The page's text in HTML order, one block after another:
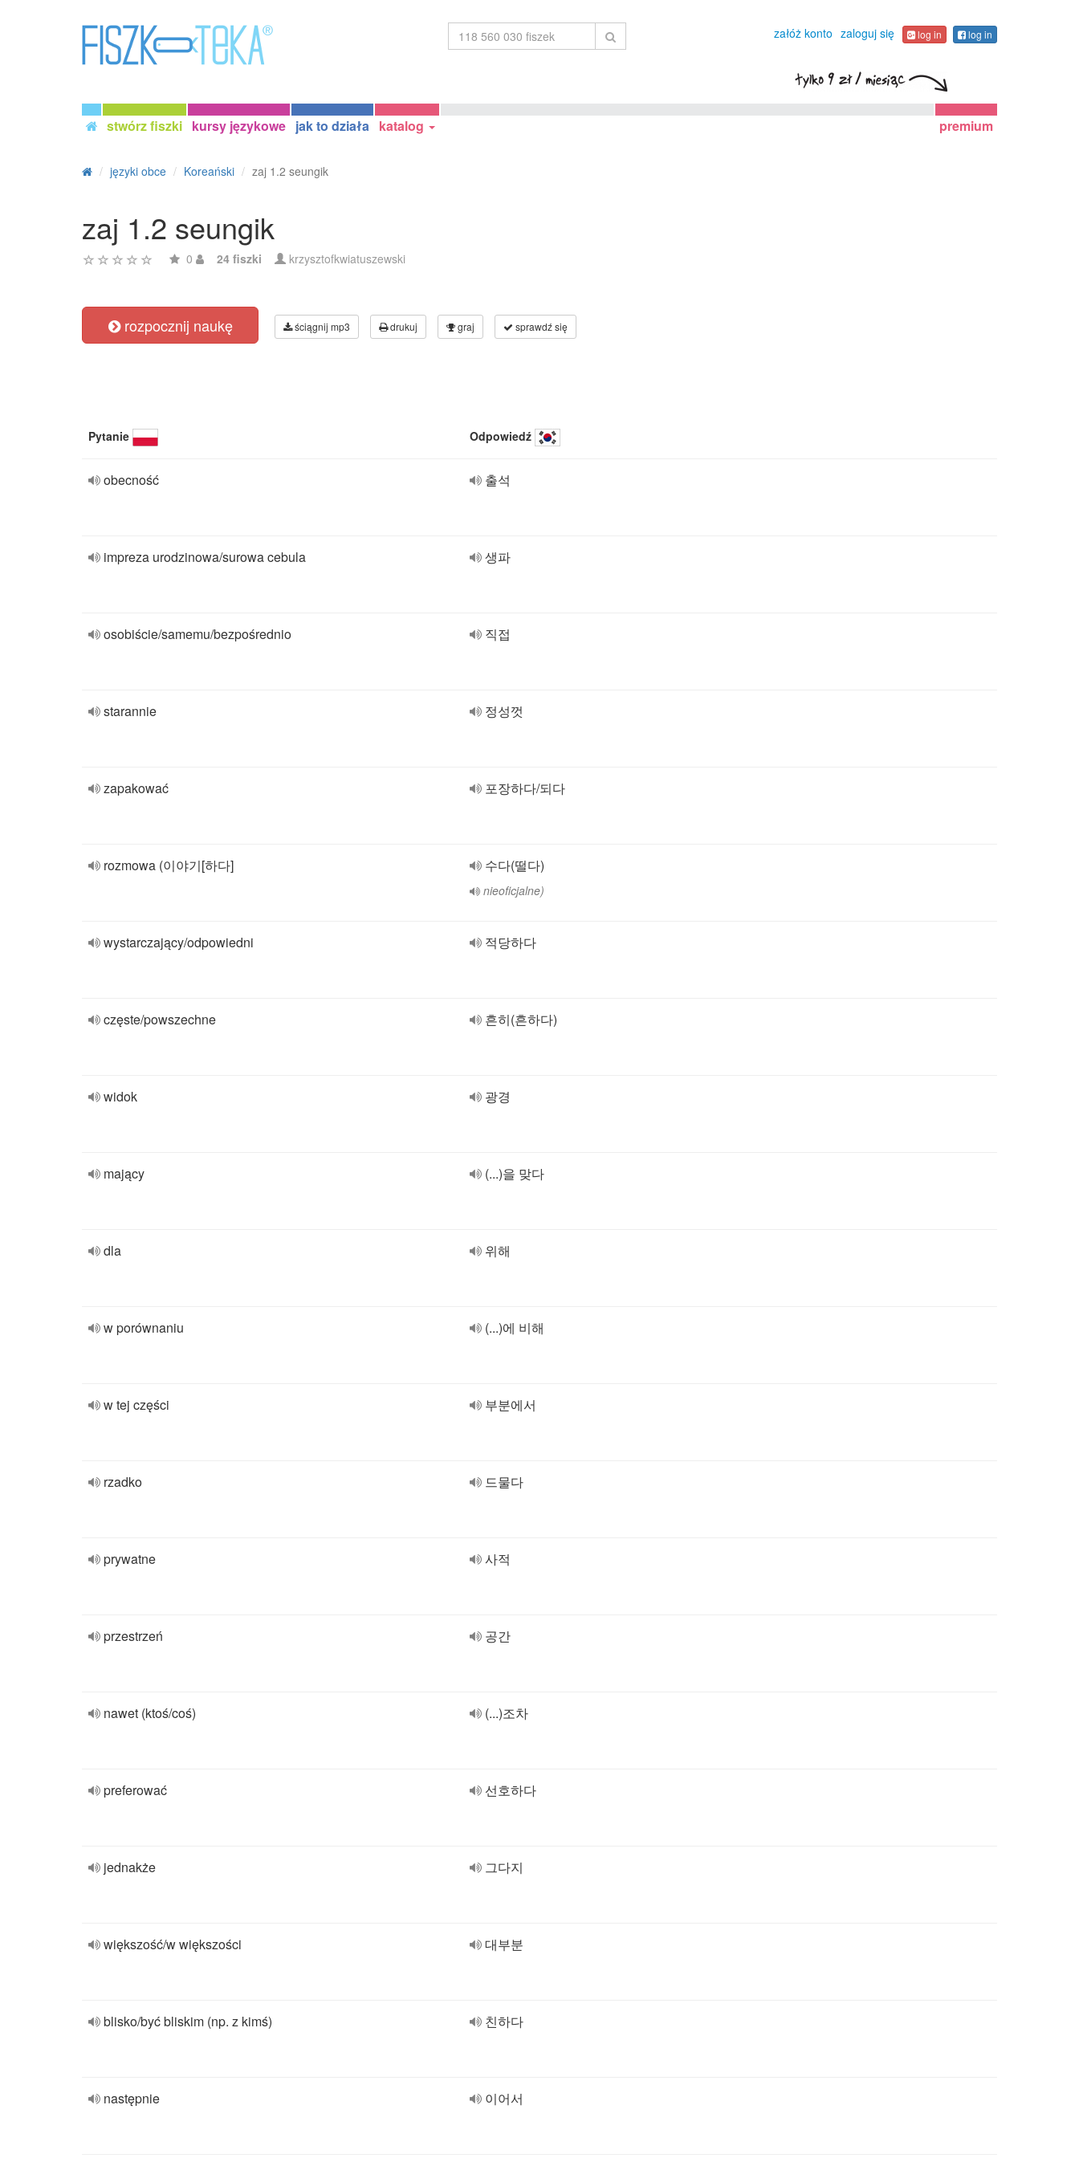
załóż konto zaloguj się log in log in
stwórz fiszki kursy językowe jak to działa katalog premium
języki obce Koreański zaj 1.2 seungik
zaj 1.2 seungik
0 24 fiszki krzysztofkwiatuszewski
rozpocznij naukę ściągnij mp3 drukuj graj sprawdź się
Pytanie Odpowiedź
obecność 출석
impreza urodzinowa/surowa cebula 생파
osobiście/samemu/bezpośrednio 직접
starannie 정성껏
zapakować 포장하다/되다
rozmowa (이야기[하다] 수다(떨다)
nieoficjalne)
wystarczający/odpowiedni 적당하다
częste/powszechne 흔히(흔하다)
widok 광경
mający (...)을 맞다
dla 위해
w porównaniu (...)에 비해
w tej części 부분에서
rzadko 드물다
prywatne 사적
przestrzeń 공간
nawet (ktoś/coś) (...)조차
preferować 선호하다
jednakże 그다지
większość/w większości 대부분
blisko/być bliskim (np. z kimś) 친하다
następnie 이어서